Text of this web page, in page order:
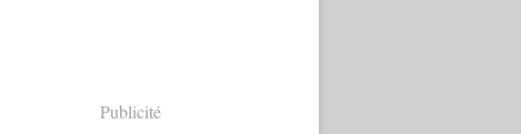
Publicité